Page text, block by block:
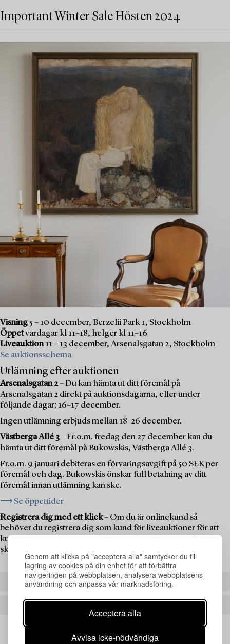
Genom att klicka på "acceptera alla" samtycker du till
lagring av cookies på din enhet för att förbättra
navigeringen på webbplatsen, analysera webbplatsens
användning och anpassa vår marknadsföring.
Acceptera alla
Avvisa icke-nödvändiga
Important Winter Sale Hösten 2024
Visning 5 – 10 december, Berzelii Park 1, Stockholm
Öppetvardagar kl 11–18, helger kl 11–16
Liveauktion11 – 13 december, Arsenalsgatan 2, Stockholm
Se auktionsschema
Utlämning efter auktionen
Arsenalsgatan 2– Du kan hämta ut ditt föremål på
Arsenalsgatan 2 direkt på auktionsdagarna, eller under
följande dagar; 16–17 december.
Ingen utlämning erbjuds mellan 18–26 december.
Västberga Allé 3– Fr.o.m. fredag den 27 december kan du
hämta ut ditt föremål på Bukowskis, Västberga Allé 3.
Fr.o.m. 9 januari debiteras en förvaringsavgift på 50 SEK per
föremål och dag. Bukowskis önskar full betalning av ditt
föremål innan utlämning kan ske.
⟶ Se öppettider
Registrera dig med ett klick– Om du är onlinekund så
behöver du registrera dig som kund för liveauktioner för att
kunna delta i auktionen. Om du är ny kund hos oss måste du
skapa ett kundkonto först.
REGISTRERA DIG